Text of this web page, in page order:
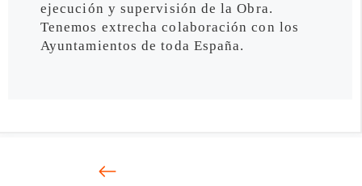
ejecución y supervisión de la Obra.
Tenemos extrecha colaboración con los
Ayuntamientos de toda España.